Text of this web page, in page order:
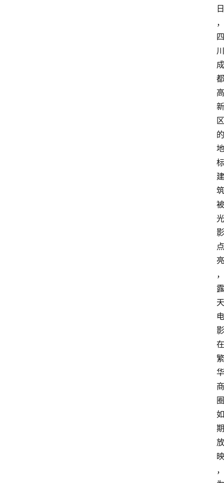
日
，
四
川
成
都
高
新
区
的
地
标
建
筑
被
光
影
点
亮
，
露
天
电
影
在
繁
华
商
圈
如
期
放
映
，